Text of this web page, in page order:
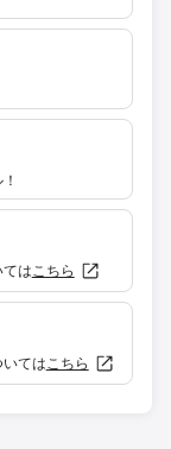
は こちら
ては こちら